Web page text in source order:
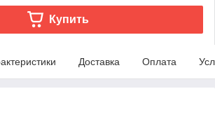
Купить
Доставка Оплата